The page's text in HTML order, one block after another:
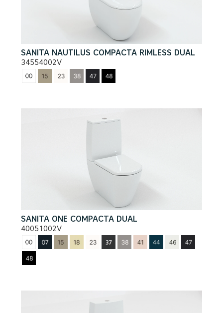
SANITA NAUTILUS COMPACTA RIMLESS DUAL
34554002V
SANITA ONE COMPACTA DUAL
40051002V